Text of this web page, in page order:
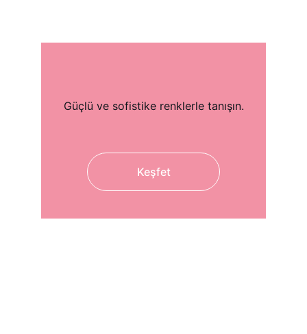
Güçlü ve sofistike renklerle tanışın.
Keşfet